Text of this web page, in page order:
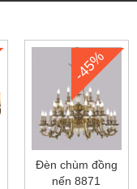
-45%
Đèn chùm đồng
nến 8871